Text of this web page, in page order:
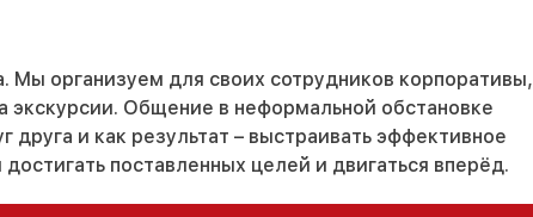
Мы организуем для своих сотрудников корпоративы,
экскурсии. Общение в неформальной обстановке
друга и как результат – выстраивать эффективное
поставленных целей и двигаться вперёд.